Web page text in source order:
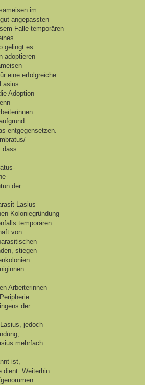
im
angepassten
Falle temporären
gelingt es
adoptieren
eine erfolgreiche
Adoption
entgegensetzen.
dass
der
Lasius
Koloniegründung
temporären
von
stiegen
Arbeiterinnen
der
jedoch
mehrfach
ist,
dient. Weiterhin